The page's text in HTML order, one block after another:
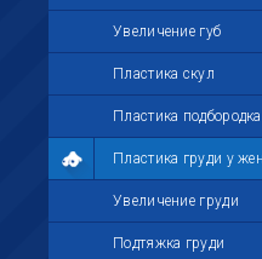
Увеличение губ
Пластика скул
Пластика подбородка
Пластика груди у
Увеличение груди
Подтяжка груди